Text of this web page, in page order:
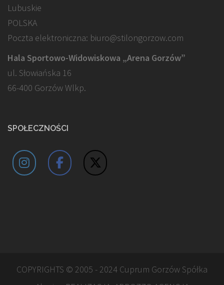
Lubuskie
POLSKA
Poczta elektroniczna: biuro@stilongorzow.com
Hala Sportowo-Widowiskowa „Arena Gorzów”
ul. Słowiańska 16
66-400 Gorzów Wlkp.
SPOŁECZNOŚCI
COPYRIGHTS © 2005 - 2024 Cuprum Gorzów Spółka